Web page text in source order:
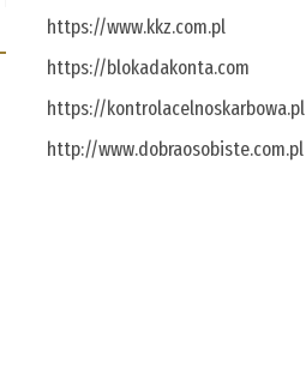
https://www.kkz.com.pl
https://blokadakonta.com
https://kontrolacelnoskarbowa.pl
http://www.dobraosobiste.com.pl